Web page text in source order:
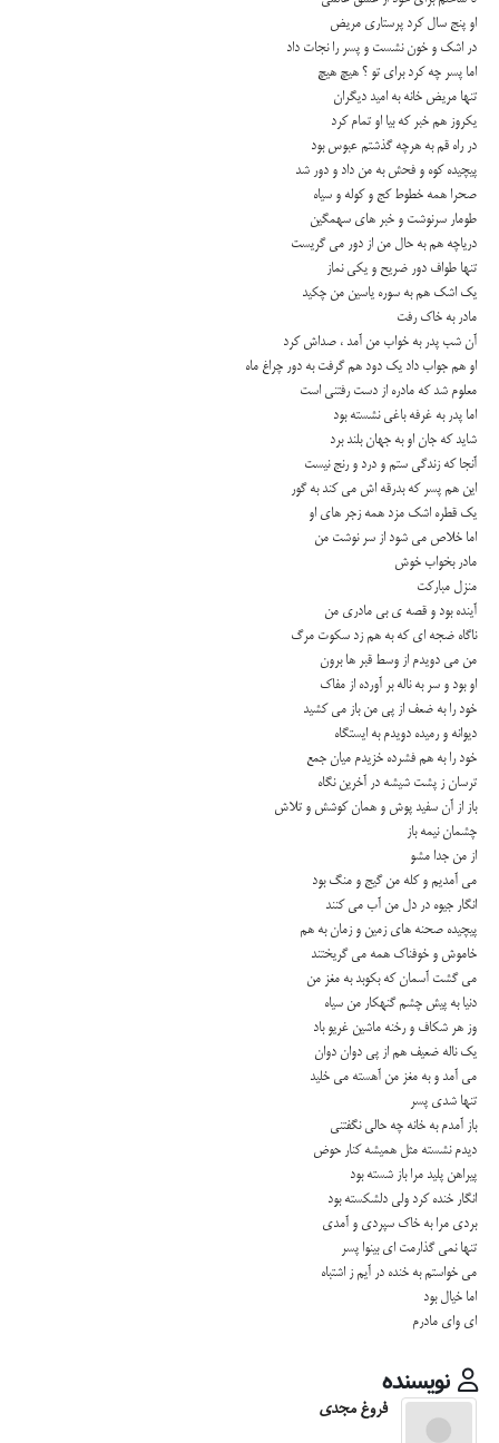
او پنج سال كرد پرستاری مریض
در اشك و خون نشست و پسر را نجات داد
اما پسر چه كرد برای تو ؟ هیچ هیچ
تنها مریض خانه به امید دیگران
یكروز هم خبر كه بیا او تمام كرد
در راه قم به هرچه گذشتم عبوس بود
پیچیده كوه و فحش به من داد و دور شد
صحرا همه خطوط كج و كوله و سیاه
طومار سرنوشت و خبر های سهمگین
دریاچه هم به حال من از دور می گریست
تنها طواف دور ضریح و یكی نماز
یك اشك هم به سوره یاسین من چكید
مادر به خاك رفت
آن شب پدر به خواب من آمد ، صداش كرد
او هم جواب داد یك دود هم گرفت به دور چراغ ماه
معلوم شد كه مادره از دست رفتنی است
اما پدر به غرفه باغی نشسته بود
شاید كه جان او به جهان بلند برد
آنجا كه زندگی ستم و درد و رنج نیست
این هم پسر كه بدرقه اش می كند به گور
یك قطره اشك مزد همه زجر های او
اما خلاص می شود از سر نوشت من
مادر بخواب خوش
منزل مباركت
آینده بود و قصه ی بی مادری من
ناگاه ضجه ای كه به هم زد سكوت مرگ
من می دویدم از وسط قبر ها برون
او بود و سر به ناله بر آورده از مفاك
خود را به ضعف از پی من باز می كشید
دیوانه و رمیده دویدم به ایستگاه
خود را به هم فشرده خزیدم میان جمع
ترسان ز پشت شیشه در آخرین نگاه
باز از آن سفید پوش و همان كوشش و تلاش
چشمان نیمه باز
از من جدا مشو
می آمدیم و كله من گیج و منگ بود
انگار جیوه در دل من آب می كنند
پیچیده صحنه های زمین و زمان به هم
خاموش و خوفناك همه می گریختند
می گشت آسمان که بکوبد به مغز من
دنیا به پیش چشم گنهكار من سیاه
وز هر شكاف و رخنه ماشین غریو باد
یك ناله ضعیف هم از پی دوان دوان
می آمد و به مغز من آهسته می خلید
تنها شدی پسر
باز آمدم به خانه چه حالی نگفتنی
دیدم نشسته مثل همیشه كنار حوض
پیراهن پلید مرا باز شسته بود
انگار خنده كرد ولی دلشكسته بود
بردی مرا به خاك سپردی و آمدی
تنها نمی گذارمت ای بینوا پسر
می خواستم به خنده در آیم ز اشتباه
اما خیال بود
ای وای مادرم
نویسنده
فروغ مجدی